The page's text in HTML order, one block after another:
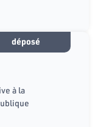
déposé
à la